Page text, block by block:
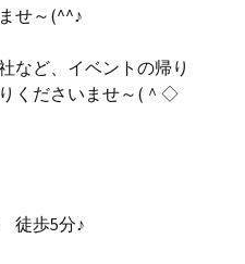
せ～(^^♪
など、イベントの帰り
くださいませ～(＾◇
徒歩5分♪